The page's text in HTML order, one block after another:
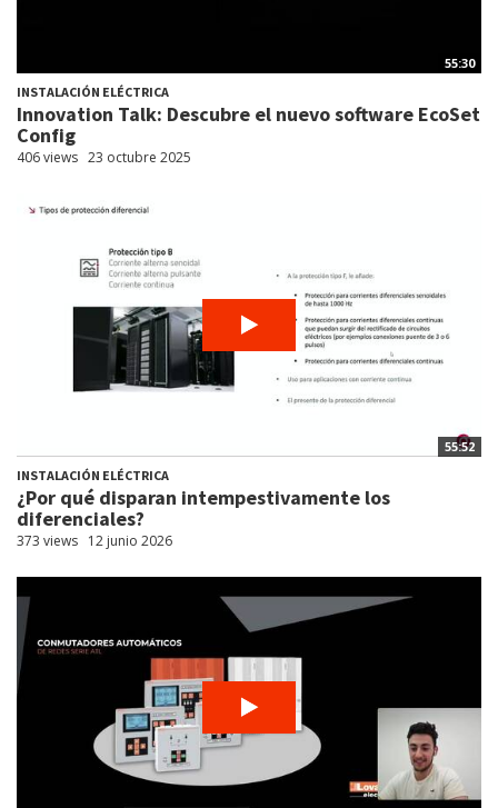
55:30
INSTALACIÓN ELÉCTRICA
Innovation Talk: Descubre el nuevo software EcoSet
Config
406 views 23 octubre 2025
55:52
INSTALACIÓN ELÉCTRICA
¿Por qué disparan intempestivamente los
diferenciales?
373 views 12 junio 2026